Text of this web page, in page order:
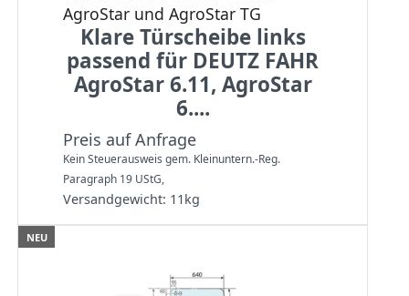
AgroStar und AgroStar TG
Klare Türscheibe links
passend für DEUTZ FAHR
AgroStar 6.11, AgroStar
6....
Preis auf Anfrage
Kein Steuerausweis gem. Kleinuntern.-Reg.
Paragraph 19 UStG,
Versandgewicht: 11 kg
NEU